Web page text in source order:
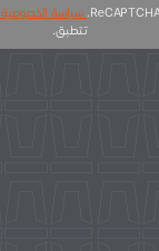
سياسة الخصوصية
تتطبق.